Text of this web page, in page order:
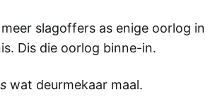
slagoffers as enige oorlog in
Dis die oorlog binne-in.
wat deurmekaar maal.